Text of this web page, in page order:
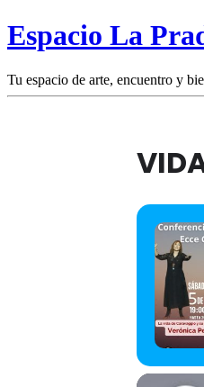
Espacio La
Tu espacio de arte, encuentro y